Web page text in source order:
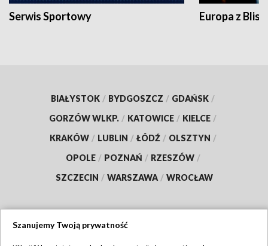
Serwis Sportowy Europa z
BIAŁYSTOK / BYDGOSZCZ / GDAŃSK /
GORZÓW WLKP. / KATOWICE / KIELCE /
KRAKÓW / LUBLIN / ŁÓDŹ / OLSZTYN /
OPOLE / POZNAŃ / RZESZÓW /
SZCZECIN / WARSZAWA / WROCŁAW
Szanujemy Twoją prywatność